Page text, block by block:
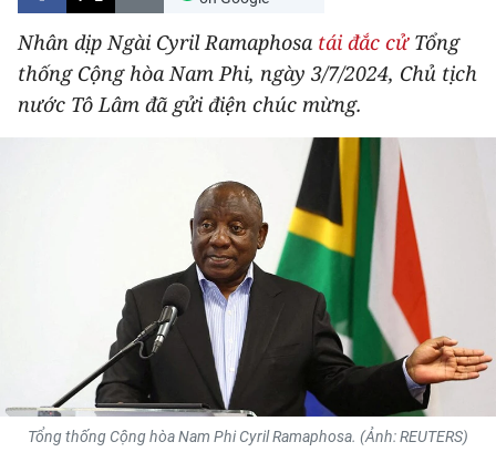
XÃ HỘI
PHÁP LUẬT
DU LỊCH
KHOA HỌC - CÔNG NGHỆ
MÔI TRƯỜNG
Nhân dịp Ngài Cyril Ramaphosa tái đắc cửTổng
thống Cộng hòa Nam Phi, ngày 3/7/2024, Chủ tịch
nước Tô Lâm đã gửi điện chúc mừng.
Tổng thống Cộng hòa Nam Phi Cyril Ramaphosa. (Ảnh: REUTERS)